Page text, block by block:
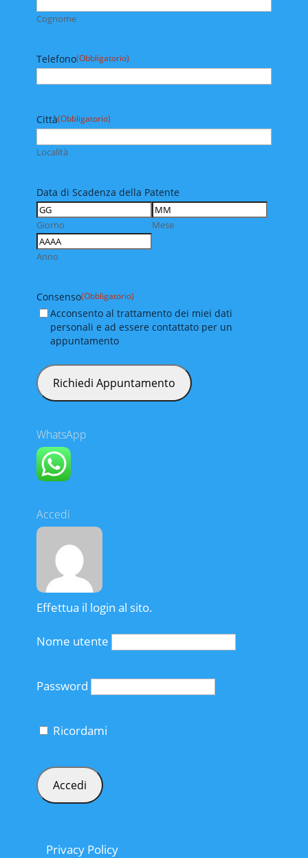
Cognome
Telefono(Obbligatorio)
Città(Obbligatorio)
Località
Data di Scadenza della Patente
Giorno Mese
Anno
Consenso(Obbligatorio)
Acconsento al trattamento dei miei dati
personali e ad essere contattato per un
appuntamento
WhatsApp
Accedi
Effettua il login al sito.
Nome utente
Password
Ricordami
Privacy Policy